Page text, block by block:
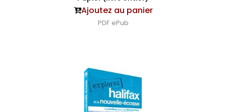
Ajoutez au panier
PDF ePub